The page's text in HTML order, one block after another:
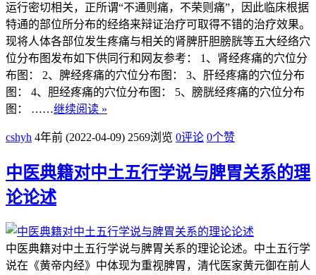
运行密切相关，正所谓“不通则痛，不荣则痛”，因此临床根据
特通的部位所分布的经络来辩证治疗可取得不错的治疗效果。
现将人体各部位发生疼痛与相关的肾脾肝胆膀胱等五大经络穴
位分布图发布如下供同行和网友参考： 1、肾经疼痛的穴位分
布图： 2、脾经疼痛的穴位分布图： 3、肝经疼痛的穴位分布
图： 4、胆经疼痛的穴位分布图： 5、膀胱经疼痛的穴位分布
图： ……继续阅读 »
cshyh 4年前 (2022-04-09) 2569浏览 0评论 0个赞
中医典籍对中土五行学说与脾胃关系的理
论论述
中医典籍对中土五行学说与脾胃关系的理论论述。中土五行学
说在《黄帝内经》中体现为重视脾胃，清代医家黄元御在前人